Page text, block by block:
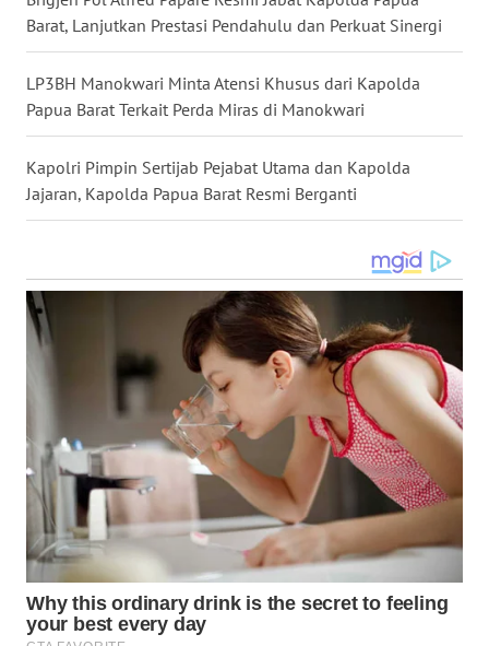
Barat, Lanjutkan Prestasi Pendahulu dan Perkuat Sinergi
LP3BH Manokwari Minta Atensi Khusus dari Kapolda
Papua Barat Terkait Perda Miras di Manokwari
Kapolri Pimpin Sertijab Pejabat Utama dan Kapolda
Jajaran, Kapolda Papua Barat Resmi Berganti
WN
MALUKU
WN
MALUT
WN
DAIRI
WN
DANAU
WN
LANGKAT
WN
TAPANULI